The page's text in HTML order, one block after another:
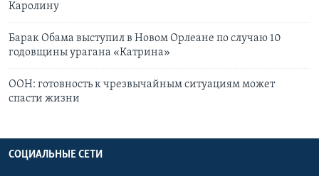
Каролину
Барак Обама выступил в Новом Орлеане по случаю 10
годовщины урагана «Катрина»
ООН: готовность к чрезвычайным ситуациям может
спасти жизни
СОЦИАЛЬНЫЕ СЕТИ